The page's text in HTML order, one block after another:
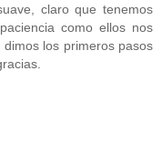
claro que tenemos
como ellos nos
los primeros pasos